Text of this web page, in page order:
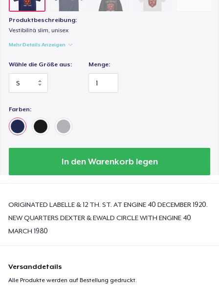
Produktbeschreibung:
Vestibilità slim, unisex
Mehr Details Anzeigen
Wähle die Größe aus: Menge:
Farben:
In den Warenkorb legen
ORIGINATED LABELLE & 12 TH. ST. AT ENGINE 40 DECEMBER 1920.
NEW QUARTERS DEXTER & EWALD CIRCLE WITH ENGINE 40
MARCH 1980
Versanddetails
Alle Produkte werden auf Bestellung gedruckt.
20,99 $
Women's Flowy Tank Top
Baby Premium Onesie